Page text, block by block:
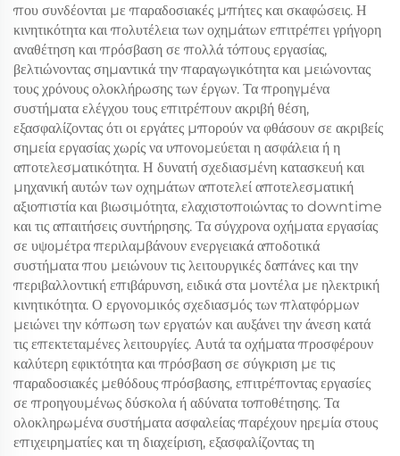
που συνδέονται με παραδοσιακές μπήτες και σκαφώσεις. Η
κινητικότητα και πολυτέλεια των οχημάτων επιτρέπει γρήγορη
αναθέτηση και πρόσβαση σε πολλά τόπους εργασίας,
βελτιώνοντας σημαντικά την παραγωγικότητα και μειώνοντας
τους χρόνους ολοκλήρωσης των έργων. Τα προηγμένα
συστήματα ελέγχου τους επιτρέπουν ακριβή θέση,
εξασφαλίζοντας ότι οι εργάτες μπορούν να φθάσουν σε ακριβείς
σημεία εργασίας χωρίς να υπονομεύεται η ασφάλεια ή η
αποτελεσματικότητα. Η δυνατή σχεδιασμένη κατασκευή και
μηχανική αυτών των οχημάτων αποτελεί αποτελεσματική
αξιοπιστία και βιωσιμότητα, ελαχιστοποιώντας το downtime
και τις απαιτήσεις συντήρησης. Τα σύγχρονα οχήματα εργασίας
σε υψομέτρα περιλαμβάνουν ενεργειακά αποδοτικά
συστήματα που μειώνουν τις λειτουργικές δαπάνες και την
περιβαλλοντική επιβάρυνση, ειδικά στα μοντέλα με ηλεκτρική
κινητικότητα. Ο εργονομικός σχεδιασμός των πλατφόρμων
μειώνει την κόπωση των εργατών και αυξάνει την άνεση κατά
τις επεκτεταμένες λειτουργίες. Αυτά τα οχήματα προσφέρουν
καλύτερη εφικτότητα και πρόσβαση σε σύγκριση με τις
παραδοσιακές μεθόδους πρόσβασης, επιτρέποντας εργασίες
σε προηγουμένως δύσκολα ή αδύνατα τοποθέτησης. Τα
ολοκληρωμένα συστήματα ασφαλείας παρέχουν ηρεμία στους
επιχειρηματίες και τη διαχείριση, εξασφαλίζοντας τη